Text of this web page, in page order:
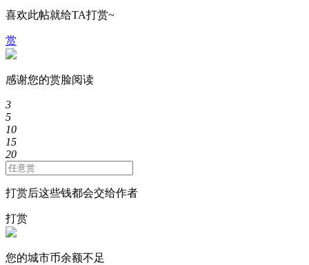
喜欢此帖就给TA打赏~
赏
感谢您的赏脸阅读
3
5
10
15
20
打赏后这些钱都会交给作者
打赏
您的城市币余额不足